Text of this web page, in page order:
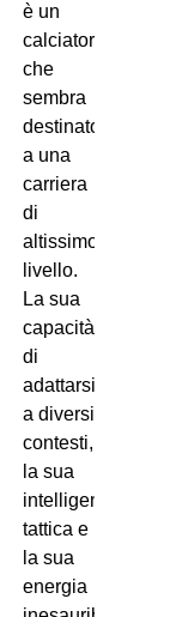
è un
calciatore
che
sembra
destinato
a una
carriera
di
altissimo
livello.
La sua
capacità
di
adattarsi
a diversi
contesti,
la sua
intelligenza
tattica e
la sua
energia